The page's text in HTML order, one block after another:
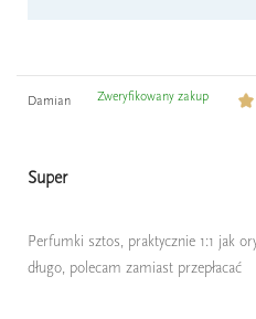
Damian Zweryfikowany zakup
Super
Perfumki sztos, praktycznie 1:1 jak
długo, polecam zamiast przepłacać